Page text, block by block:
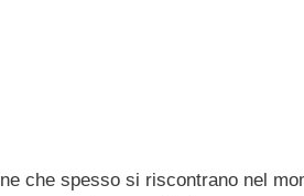
che spesso si riscontrano nel